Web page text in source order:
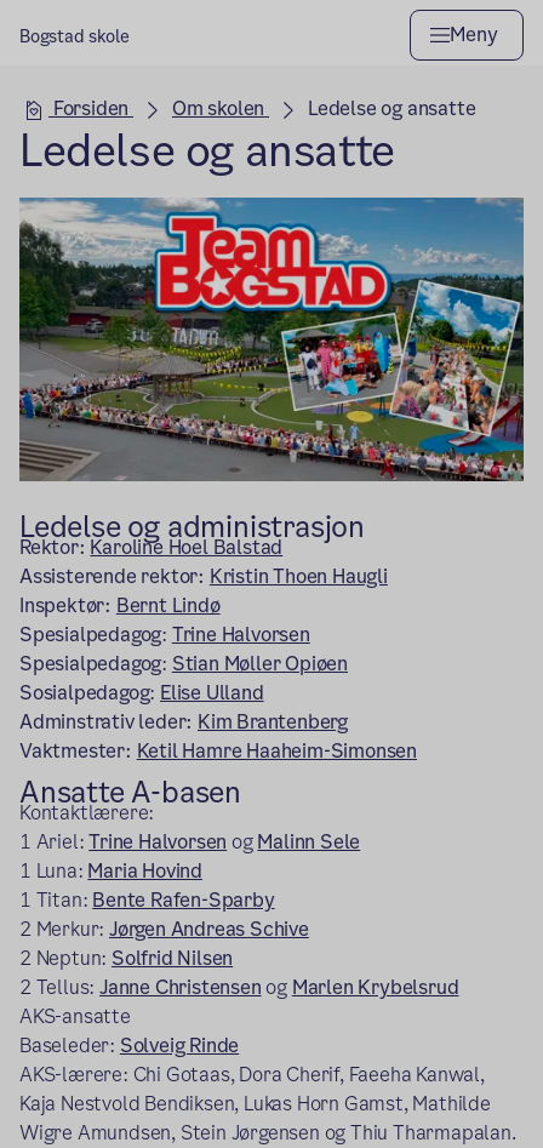
Bogstad skole Meny
Hovedseksjon
Forsiden Om skolen Ledelse og ansatte
Ledelse og ansatte
Ledelse og administrasjon
Rektor: Karoline Hoel Balstad
Assisterende rektor: Kristin Thoen Haugli
Inspektør: Bernt Lindø
Spesialpedagog: Trine Halvorsen
Spesialpedagog: Stian Møller Opiøen
Sosialpedagog: Elise Ulland
Adminstrativ leder: Kim Brantenberg
Vaktmester: Ketil Hamre Haaheim-Simonsen
Ansatte A-basen
Kontaktlærere:
1 Ariel:Trine Halvorsen ogMalinn Sele
1 Luna: Maria Hovind
1 Titan: Bente Rafen-Sparby
2 Merkur: Jørgen Andreas Schive
2 Neptun: Solfrid Nilsen
2 Tellus: Janne Christensen og Marlen Krybelsrud
AKS-ansatte
Baseleder: Solveig Rinde
AKS-lærere: Chi Gotaas, Dora Cherif, Faeeha Kanwal,
Kaja Nestvold Bendiksen, Lukas Horn Gamst, Mathilde
Wigre Amundsen, Stein Jørgensen og Thiu Tharmapalan.